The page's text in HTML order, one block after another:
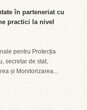
în parteneriat cu
practici la nivel
pentru Protecția
secretar de stat,
și Monitorizarea...